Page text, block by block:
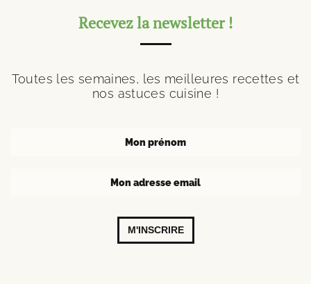
Recevez la newsletter !
Toutes les semaines, les meilleures recettes et
nos astuces cuisine !
M'INSCRIRE